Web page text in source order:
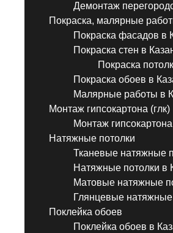
Демонтаж
Покраска, малярные
Покраска фасадов в
Покраска стен в
Покраска
Покраска обоев в
Малярные работы в
Монтаж гипсокартона (глк)
Монтаж
Натяжные потолки
Тканевые натяжные
Натяжные потолки в
Матовые натяжные
Глянцевые натяжные
Поклейка обоев
Поклейка обоев в